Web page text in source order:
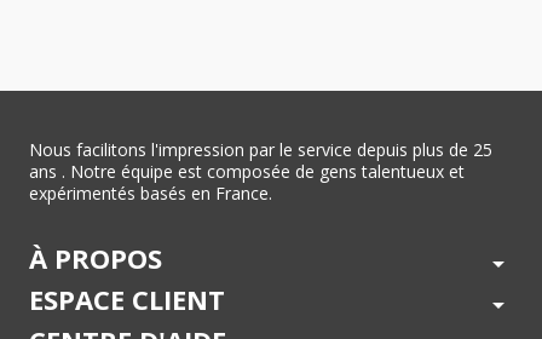
Nous facilitons l'impression par le service depuis plus de 25
ans . Notre équipe est composée de gens talentueux et
expérimentés basés en France.
À PROPOS arrow_drop_down
ESPACE CLIENT arrow_drop_down